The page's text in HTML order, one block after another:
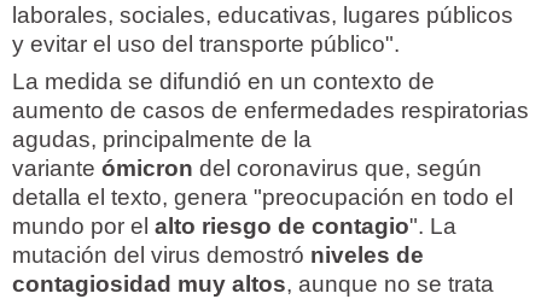
laborales, sociales, educativas, lugares públicos
y evitar el uso del transporte público".
La medida se difundió en un contexto de
aumento de casos de enfermedades respiratorias
agudas, principalmente de la
variante ómicron del coronavirus que, según
detalla el texto, genera "preocupación en todo el
mundo por el alto riesgo de contagio". La
mutación del virus demostró niveles de
contagiosidad muy altos, aunque no se trata